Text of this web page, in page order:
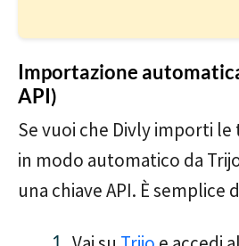
Importazione
API)
Se vuoi che Divly importi
in modo automatico da
una chiave API. È semplice